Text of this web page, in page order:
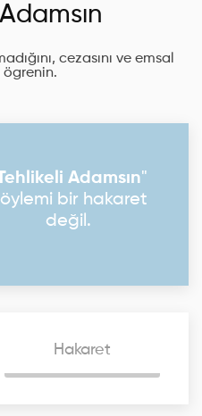
cezasını ve emsal
ögrenin.
Adamsın"
bir hakaret
değil.
Hakaret